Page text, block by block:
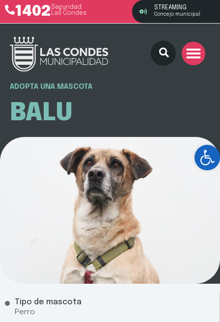
1402 Seguridad
Las Condes
STREAMING
Concejo municipal
ADOPTA UNA MASCOTA
BALU
Tipo de mascota
Perro